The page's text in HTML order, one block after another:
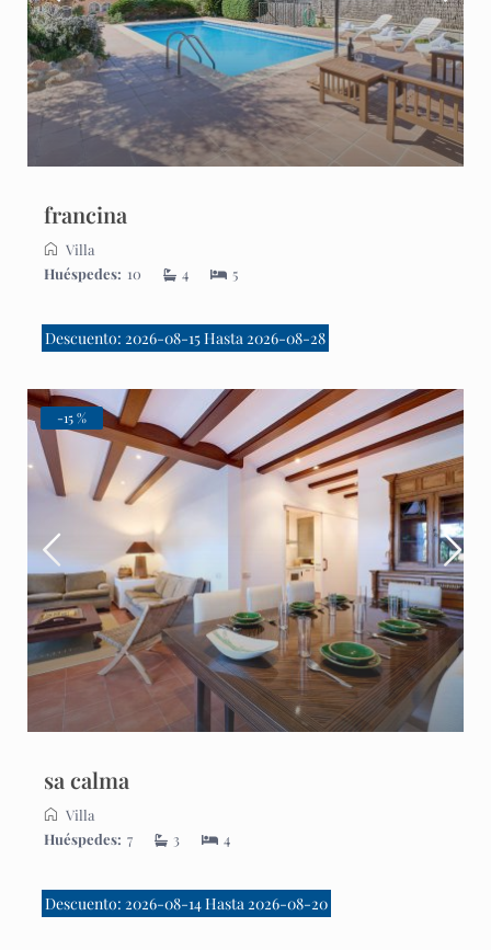
francina
Villa
Huéspedes: 10 4 5
Descuento: 2026-08-15 Hasta 2026-08-28
-15 %
sa calma
Villa
Huéspedes: 7 3 4
Descuento: 2026-08-14 Hasta 2026-08-20